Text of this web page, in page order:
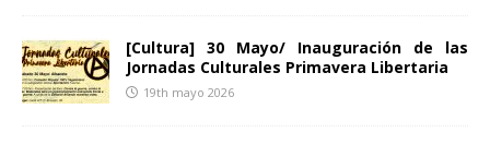
[Cultura] 30 Mayo/ Inauguración de las
Jornadas Culturales Primavera Libertaria
19th mayo 2026